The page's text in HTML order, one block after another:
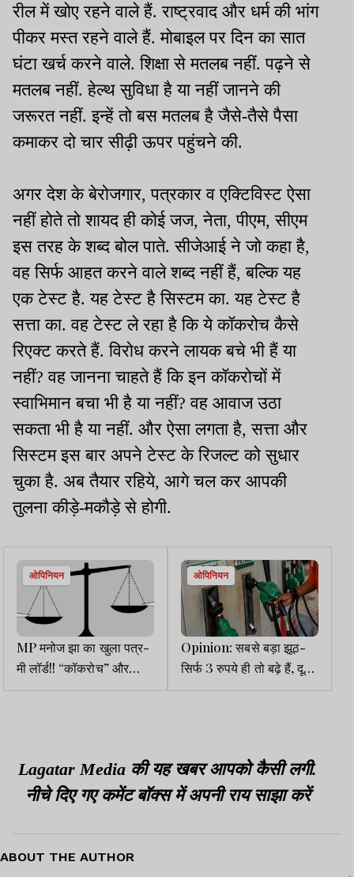
रील में खोए रहने वाले हैं. राष्ट्रवाद और धर्म की भांग
पीकर मस्त रहने वाले हैं. मोबाइल पर दिन का सात
घंटा खर्च करने वाले. शिक्षा से मतलब नहीं. पढ़ने से
मतलब नहीं. हेल्थ सुविधा है या नहीं जानने की
जरूरत नहीं. इन्हें तो बस मतलब है जैसे-तैसे पैसा
कमाकर दो चार सीढ़ी ऊपर पहुंचने की.
अगर देश के बेरोजगार, पत्रकार व एक्टिविस्ट ऐसा
नहीं होते तो शायद ही कोई जज, नेता, पीएम, सीएम
इस तरह के शब्द बोल पाते. सीजेआई ने जो कहा है,
वह सिर्फ आहत करने वाले शब्द नहीं हैं, बल्कि यह
एक टेस्ट है. यह टेस्ट है सिस्टम का. यह टेस्ट है
सत्ता का. वह टेस्ट ले रहा है कि ये कॉकरोच कैसे
रिएक्ट करते हैं. विरोध करने लायक बचे भी हैं या
नहीं? वह जानना चाहते हैं कि इन कॉकरोचों में
स्वाभिमान बचा भी है या नहीं? वह आवाज उठा
सकता भी है या नहीं. और ऐसा लगता है, सत्ता और
सिस्टम इस बार अपने टेस्ट के रिजल्ट को सुधार
चुका है. अब तैयार रहिये, आगे चल कर आपकी
तुलना कीड़े-मकौड़े से होगी.
ओपिनियन
MP मनोज झा का खुला पत्र-
मी लॉर्ड!! “कॉकरोच” और
“परजीवियों” की ओर से एक
ओपिनियन
Opinion: सबसे बड़ा झूठ-
सिर्फ 3 रुपये ही तो बढ़े हैं, दूसरे
देश का देखो
Lagatar Media की यह खबर आपको कैसी लगी.
नीचे दिए गए कमेंट बॉक्स में अपनी राय साझा करें
ABOUT THE AUTHOR